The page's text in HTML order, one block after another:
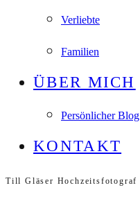
Verliebte
Familien
ÜBER MICH
Persönlicher Blog
KONTAKT
Till Gläser Hochzeitsfotograf